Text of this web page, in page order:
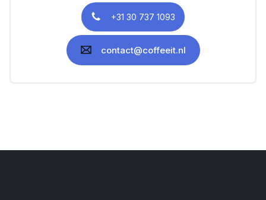
+31 30 737 1093
contact@coffeeit.nl